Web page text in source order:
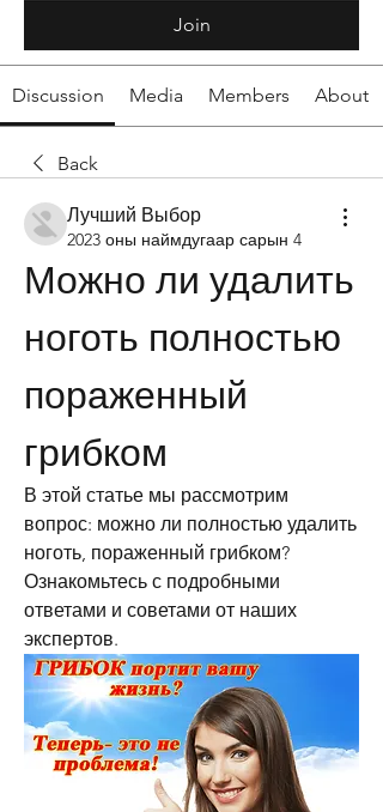
Join
Discussion Media Members About
Back
Лучший Выбор
2023 оны наймдугаар сарын 4
Можно ли удалить
ноготь полностью
пораженный
грибком
В этой статье мы рассмотрим
вопрос: можно ли полностью удалить
ноготь, пораженный грибком?
Ознакомьтесь с подробными
ответами и советами от наших
экспертов.